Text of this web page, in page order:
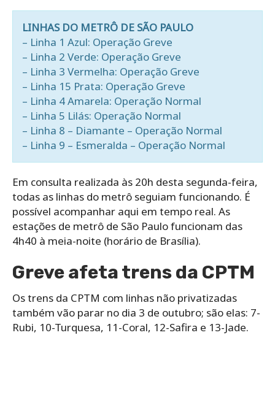
LINHAS DO METRÔ DE SÃO PAULO
– Linha 1 Azul: Operação Greve
– Linha 2 Verde: Operação Greve
– Linha 3 Vermelha: Operação Greve
– Linha 15 Prata: Operação Greve
– Linha 4 Amarela: Operação Normal
– Linha 5 Lilás: Operação Normal
– Linha 8 – Diamante – Operação Normal
– Linha 9 – Esmeralda – Operação Normal
Em consulta realizada às 20h desta segunda-feira,
todas as linhas do metrô seguiam funcionando. É
possível acompanhar aqui em tempo real. As
estações de metrô de São Paulo funcionam das
4h40 à meia-noite (horário de Brasília).
Greve afeta trens da CPTM
Os trens da CPTM com linhas não privatizadas
também vão parar no dia 3 de outubro; são elas: 7-
Rubi, 10-Turquesa, 11-Coral, 12-Safira e 13-Jade.